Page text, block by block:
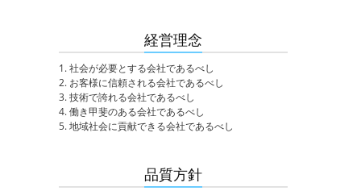
経営理念
1. 社会が必要とする会社であるべし
2. お客様に信頼される会社であるべし
3. 技術で誇れる会社であるべし
4. 働き甲斐のある会社であるべし
5. 地域社会に貢献できる会社であるべし
品質方針